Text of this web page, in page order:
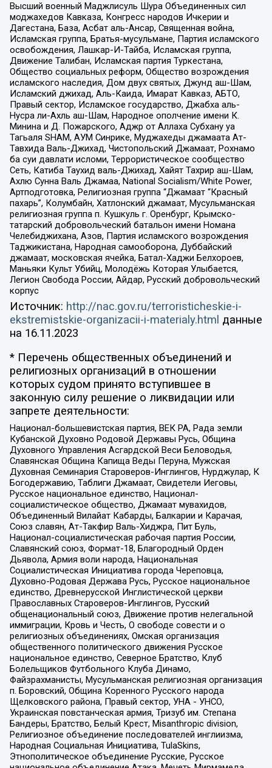
Высший военный Маджлисуль Шура Объединенных сил
моджахедов Кавказа, Конгресс народов Ичкерии и
Дагестана, База, Асбат аль-Ансар, Священная война,
Исламская группа, Братья-мусульмане, Партия исламского
освобождения, Лашкар-И-Тайба, Исламская группа,
Движение Талибан, Исламская партия Туркестана,
Общество социальных реформ, Общество возрождения
исламского наследия, Дом двух святых, Джунд аш-Шам,
Исламский джихад, Аль-Каида, Имарат Кавказ, АБТО,
Правый сектор, Исламское государство, Джабха аль-
Нусра ли-Ахль аш-Шам, Народное ополчение имени К.
Минина и Д. Пожарского, Аджр от Аллаха Субхану уа
Тагьаля SHAM, АУМ Синрике, Муджахеды джамаата Ат-
Тавхида Валь-Джихад, Чистопольский Джамаат, Рохнамо
ба суи давлати исломи, Террористическое сообщество
Сеть, Катиба Таухид валь-Джихад, Хайят Тахрир аш-Шам,
Ахлю Сунна Валь Джамаа, National Socialism/White Power,
Артподготовка, Религиозная группа “Джамаат “Красный
пахарь”, Колумбайн, Хатлонский джамаат, Мусульманская
религиозная группа п. Кушкуль г. Оренбург, Крымско-
татарский добровольческий батальон имени Номана
Челебиджихана, Азов, Партия исламского возрождения
Таджикистана, Народная самооборона, Дуббайский
джамаат, московская ячейка, Батал-Хаджи Белхороев,
Маньяки Культ Убийц, Молодёжь Которая Улыбается,
Легион Свобода России, Айдар, Русский добровольческий
корпус
Источник: http://nac.gov.ru/terroristicheskie-i-
ekstremistskie-organizacii-i-materialy.html данные
на 16.11.2023
* Перечень общественных объединений и
религиозных организаций в отношении
которых судом принято вступившее в
законную силу решение о ликвидации или
запрете деятельности:
Национал-большевистская партия, ВЕК РА, Рада земли
Кубанской Духовно Родовой Державы Русь, Община
Духовного Управления Асгардской Веси Беловодья,
Славянская Община Капища Веды Перуна, Мужская
Духовная Семинария Староверов-Инглингов, Нурджулар, К
Богодержавию, Таблиги Джамаат, Свидетели Иеговы,
Русское национальное единство, Национал-
социалистическое общество, Джамаат мувахидов,
Объединенный Вилайат Кабарды, Балкарии и Карачая,
Союз славян, Ат-Такфир Валь-Хиджра, Пит Буль,
Национал-социалистическая рабочая партия России,
Славянский союз, Формат-18, Благородный Орден
Дьявола, Армия воли народа, Национальная
Социалистическая Инициатива города Череповца,
Духовно-Родовая Держава Русь, Русское национальное
единство, Древнерусской Инглистической церкви
Православных Староверов-Инглингов, Русский
общенациональный союз, Движение против нелегальной
иммиграции, Кровь и Честь, О свободе совести и о
религиозных объединениях, Омская организация
общественного политического движения Русское
национальное единство, Северное Братство, Клуб
Болельщиков Футбольного Клуба Динамо,
Файзрахманисты, Мусульманская религиозная организация
п. Боровский, Община Коренного Русского народа
Щелковского района, Правый сектор, УНА - УНСО,
Украинская повстанческая армия, Тризуб им. Степана
Бандеры, Братство, Белый Крест, Misanthropic division,
Религиозное объединение последователей инглиизма,
Народная Социальная Инициатива, TulaSkins,
Этнополитическое объединение Русские, Русское